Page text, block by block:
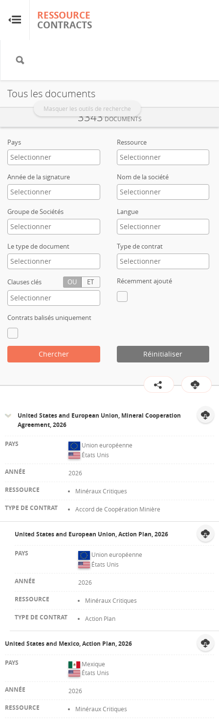
RESSOURCE
CONTRACTS
Masquer les outils de recherche
RESSOURCE
CONTRACTS
Accueil
À propos
FAQ
Glossaire
Recherche et analyse
Sites de pays
Contact
Tous les documents
Pays Ressource
Année de la signature Nom de la société
Groupe de Sociétés Langue
Le type de document Type de contrat
Clauses clés OU ET Récemment ajouté
Contrats balisés uniquement
Chercher Réinitialiser
3343DOCUMENTS
United States and European Union, Mineral Cooperation
Agreement, 2026
Union européenne
États Unis
2026
Minéraux Critiques
Accord de Coopération Minière
United States and European Union, Action Plan, 2026
Union européenne
États Unis
2026
Minéraux Critiques
Action Plan
United States and Mexico, Action Plan, 2026
Mexique
États Unis
2026
Minéraux Critiques